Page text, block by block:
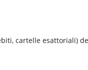
cartelle esattoriali)